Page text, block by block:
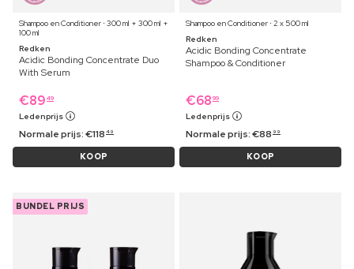
Shampoo en Conditioner ⋅ 300 ml + 300 ml +
100 ml
Redken
Acidic Bonding Concentrate Duo
With Serum
€89 49
Ledenprijs
Normale prijs:€118 49
KOOP
Shampoo en Conditioner ⋅ 2 x 500 ml
Redken
Acidic Bonding Concentrate
Shampoo & Conditioner
€68 99
Ledenprijs
Normale prijs:€88 99
KOOP
BUNDEL PRIJS